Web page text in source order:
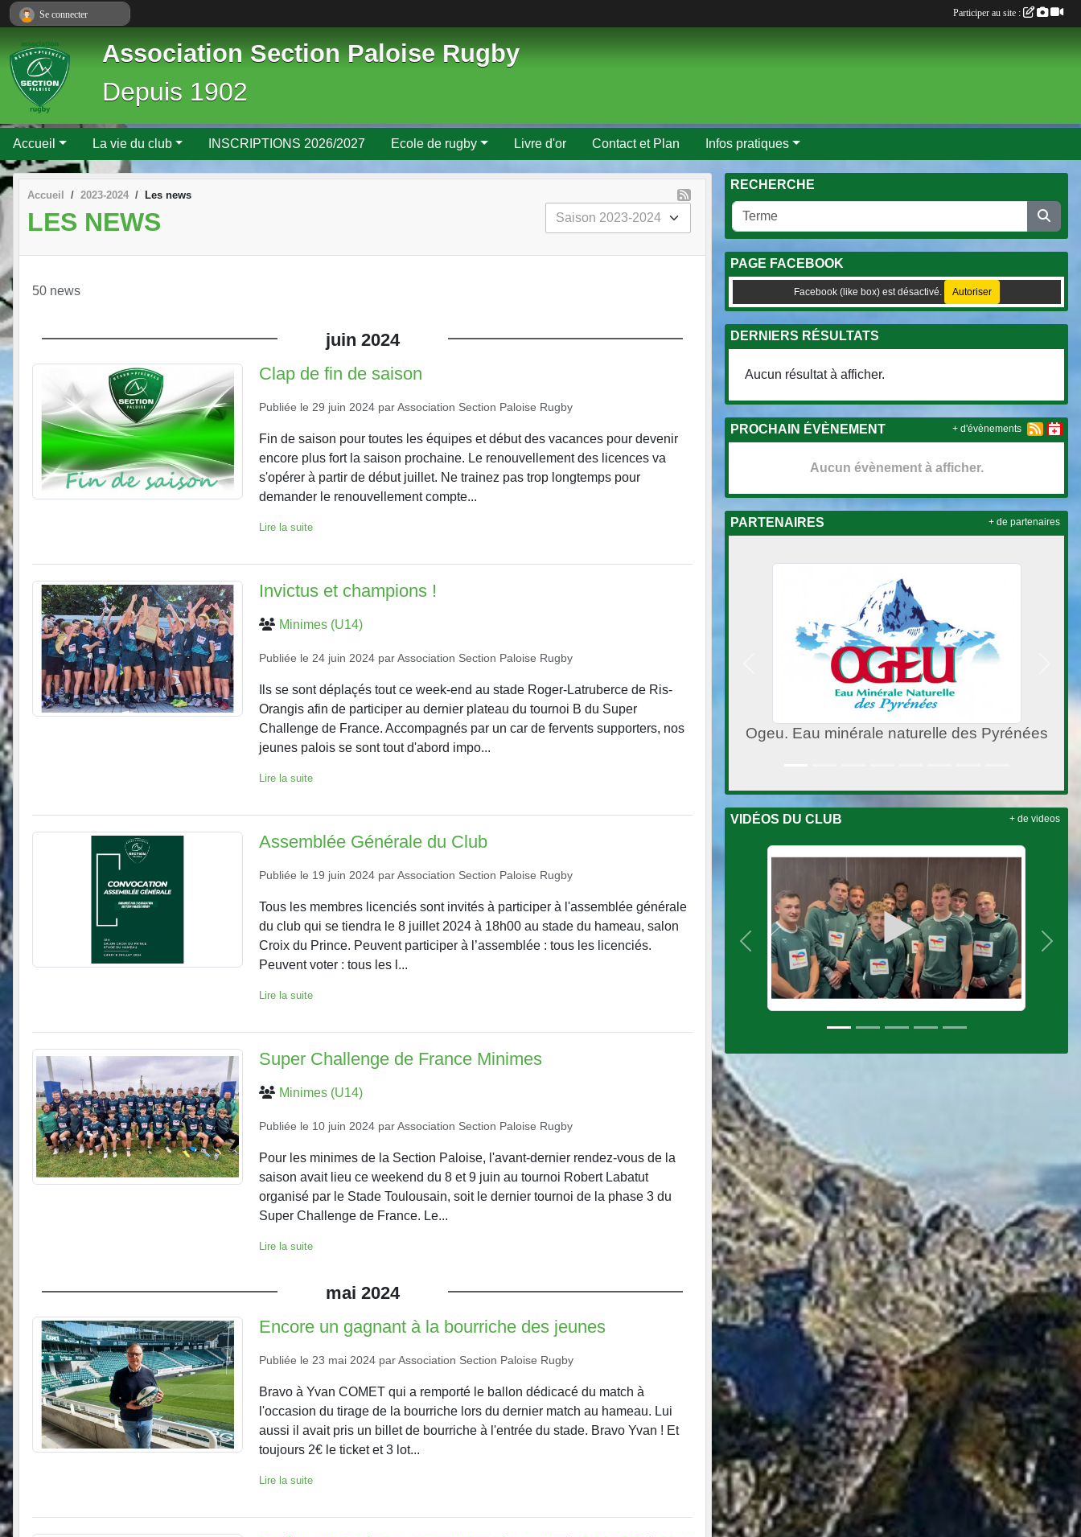
Association Section Paloise Rugby
Depuis 1902
Accueil La vie du club INSCRIPTIONS 2026/2027 Ecole de rugby Livre d'or Contact et Plan Infos pratiques
Accueil 2023-2024 Les news
LES NEWS
50 news
juin 2024
Clap de fin de saison
Publiée le 29 juin 2024parAssociation Section Paloise Rugby
Fin de saison pour toutes les équipes et début des vacances pour devenir
encore plus fort la saison prochaine. Le renouvellement des licences va
s'opérer à partir de début juillet. Ne trainez pas trop longtemps pour
demander le renouvellement compte...
Lire la suite
Invictus et champions !
Minimes (U14)
Publiée le 24 juin 2024parAssociation Section Paloise Rugby
Ils se sont déplaçés tout ce week-end au stade Roger-Latruberce de Ris-
Orangis afin de participer au dernier plateau du tournoi B du Super
Challenge de France. Accompagnés par un car de fervents supporters, nos
jeunes palois se sont tout d'abord impo...
Lire la suite
Assemblée Générale du Club
Publiée le 19 juin 2024parAssociation Section Paloise Rugby
Tous les membres licenciés sont invités à participer à l'assemblée générale
du club qui se tiendra le 8 juillet 2024 à 18h00 au stade du hameau, salon
Croix du Prince. Peuvent participer à l’assemblée : tous les licenciés.
Peuvent voter : tous les l...
Lire la suite
Super Challenge de France Minimes
Minimes (U14)
Publiée le 10 juin 2024parAssociation Section Paloise Rugby
Pour les minimes de la Section Paloise, l'avant-dernier rendez-vous de la
saison avait lieu ce weekend du 8 et 9 juin au tournoi Robert Labatut
organisé par le Stade Toulousain, soit le dernier tournoi de la phase 3 du
Super Challenge de France. Le...
Lire la suite
mai 2024
Encore un gagnant à la bourriche des jeunes
Publiée le 23 mai 2024parAssociation Section Paloise Rugby
Bravo à Yvan COMET qui a remporté le ballon dédicacé du match à
l'occasion du tirage de la bourriche lors du dernier match au hameau. Lui
aussi il avait pris un billet de bourriche à l'entrée du stade. Bravo Yvan ! Et
toujours 2€ le ticket et 3 lot...
Lire la suite
RECHERCHE
PAGE FACEBOOK
Facebook (like box) est désactivé. Autoriser
DERNIERS RÉSULTATS
Aucun résultat à afficher.
PROCHAIN ÉVÈNEMENT
Aucun évènement à afficher.
+ d'évènements
PARTENAIRES
Ville de PAU
+ de partenaires
VIDÉOS DU CLUB
Précedent
+ de videos
Se connecter Participer au site :
Panneau de gestion des cookies